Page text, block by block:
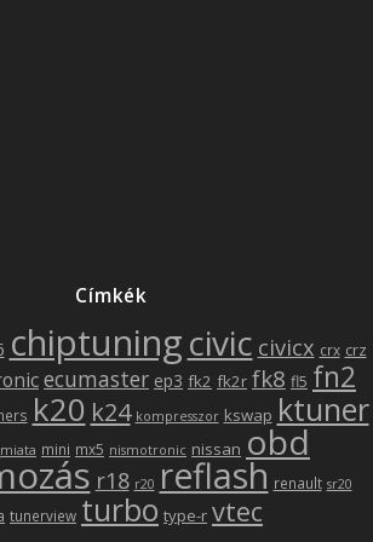
Címkék
chiptuningcivic civicx crx crz
ecumaster ep3 fk2 fk2r fk8 fl5 fn2
k20 k24 kompresszor kswap ktuner
miata mini mx5 nismotronic nissan obd
r18 r20 reflash renault sr20
tunerview turbo type-r vtec